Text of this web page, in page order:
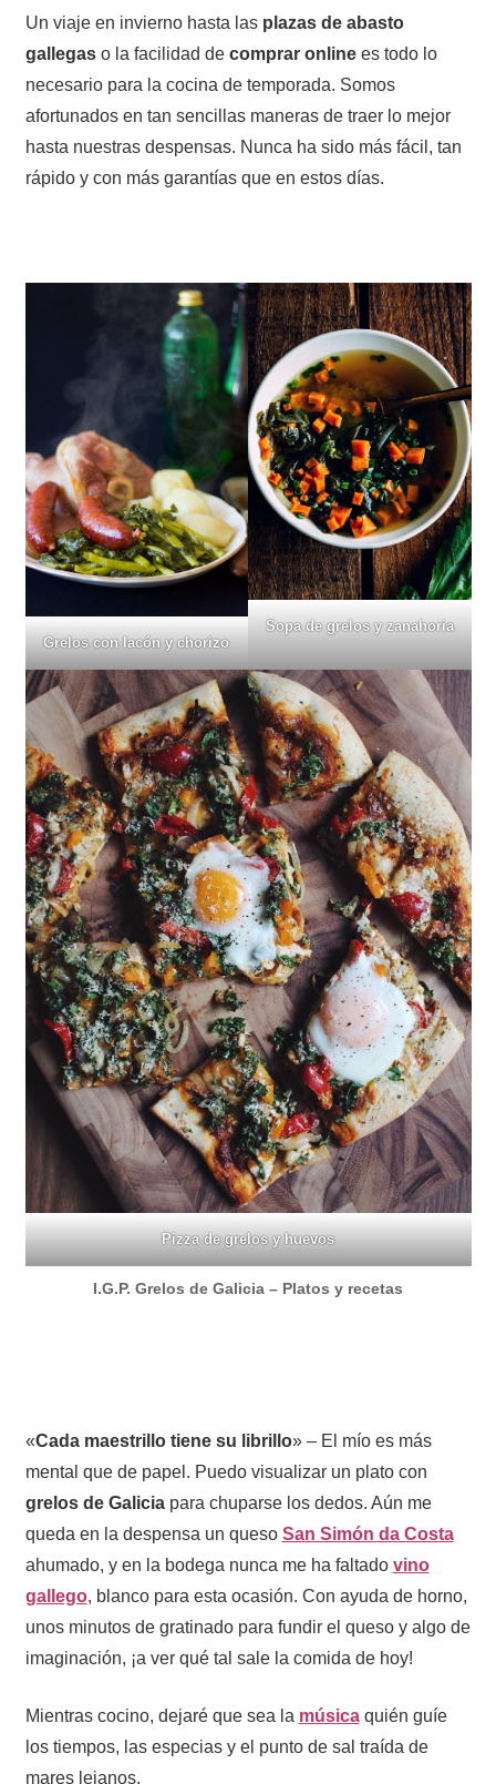
Un viaje en invierno hasta las plazas de abasto
gallegaso la facilidad de comprar onlinees todo lo
necesario para la cocina de temporada. Somos
afortunados en tan sencillas maneras de traer lo mejor
hasta nuestras despensas. Nunca ha sido más fácil, tan
rápido y con más garantías que en estos días.
Grelos con lacón y chorizo
Sopa de grelos y zanahoria
Pizza de grelos y huevos
I.G.P. Grelos de Galicia – Platos y recetas
«Cada maestrillo tiene su librillo» – El mío es más
mental que de papel. Puedo visualizar un plato con
grelos de Galiciapara chuparse los dedos. Aún me
queda en la despensa un queso San Simón da Costa
ahumado, y en la bodega nunca me ha faltado vino
gallego, blanco para esta ocasión. Con ayuda de horno,
unos minutos de gratinado para fundir el queso y algo de
imaginación, ¡a ver qué tal sale la comida de hoy!
Mientras cocino, dejaré que sea la músicaquién guíe
los tiempos, las especias y el punto de sal traída de
mares lejanos.